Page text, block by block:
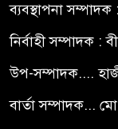
ব্যবস্থাপনা
নির্বাহী সম্পাদক :
উপ-সম্পাদক....
বার্তা সম্পাদক...